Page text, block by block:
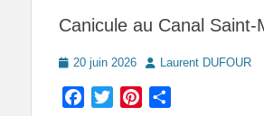
Canicule au Canal Saint-
Posted
20 juin 2026 AuthorLaurent DUFOUR
Facebook
TwitterPinterest